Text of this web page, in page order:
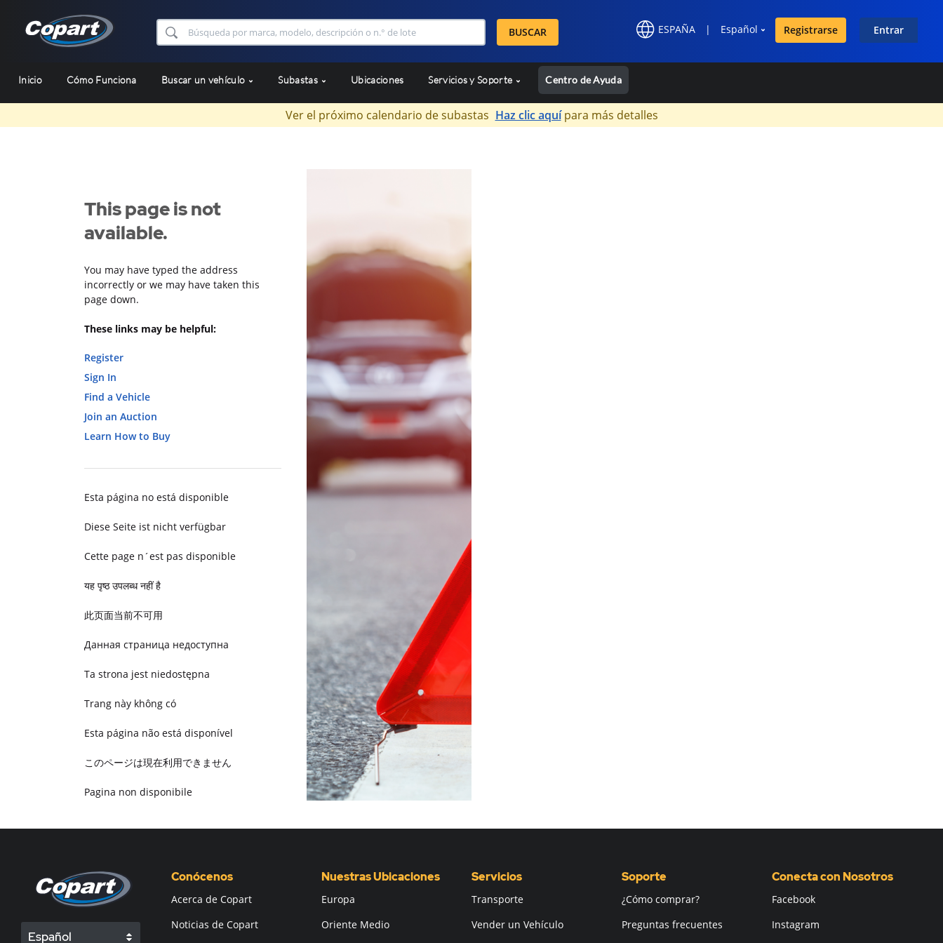
BUSCAR ESPAÑA | Español Registrarse Entrar
Inicio Cómo Funciona Buscar un vehículo Subastas Ubicaciones Servicios y Soporte Centro de Ayuda
Ver el próximo calendario de subastas Haz clic aquípara más detalles
This page is not
available.
You may have typed the address
incorrectly or we may have taken this
page down.
These links may be helpful:
Register
Sign In
Find a Vehicle
Join an Auction
Learn How to Buy
Esta página no está disponible
Diese Seite ist nicht verfügbar
Cette page n´est pas disponible
यह पृष्ठ उपलब्ध नहीं है
此页面当前不可用
Данная страница недоступна
Ta strona jest niedostępna
Trang này không có
Esta página não está disponível
このページは現在利用できません
Pagina non disponibile
Español
Conócenos
Acerca de Copart
Noticias de Copart
Nuestras Ubicaciones
Europa
Oriente Medio
Servicios
Transporte
Vender un Vehículo
Soporte
¿Cómo comprar?
Preguntas frecuentes
Conecta con Nosotros
Facebook
Instagram